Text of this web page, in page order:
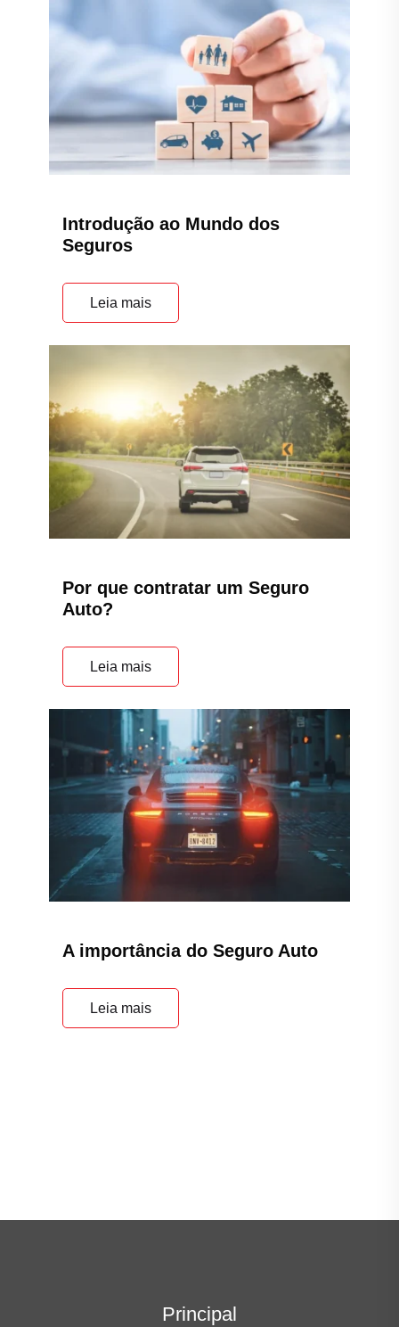
Introdução ao Mundo dos
Seguros
Leia mais
Por que contratar um Seguro
Auto?
Leia mais
A importância do Seguro Auto
Leia mais
Principal